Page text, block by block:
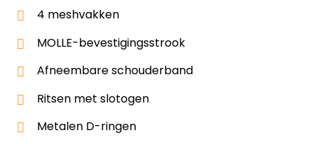
4 meshvakken
MOLLE-bevestigingsstrook
Afneembare schouderband
Ritsen met slotogen
Metalen D-ringen